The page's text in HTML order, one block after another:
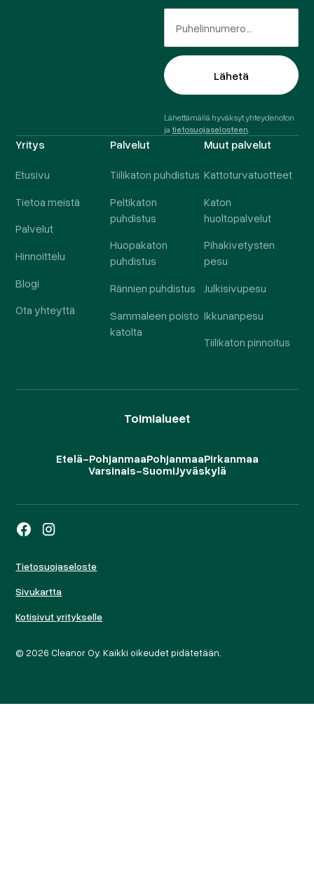
Lähettämällä hyväksyt yhteydenoton
ja tietosuojaselosteen.
Yritys
Etusivu
Tietoa meistä
Palvelut
Hinnoittelu
Blogi
Ota yhteyttä
Palvelut
Tiilikaton puhdistus
Peltikaton
puhdistus
Huopakaton
puhdistus
Rännien puhdistus
Sammaleen poisto
katolta
Muut palvelut
Kattoturvatuotteet
Katon
huoltopalvelut
Pihakivetysten
pesu
Julkisivupesu
Ikkunanpesu
Tiilikaton pinnoitus
Toimialueet
Etelä-PohjanmaaPohjanmaaPirkanmaa
Varsinais-SuomiJyväskylä
© 2026 Cleanor Oy. Kaikki oikeudet pidätetään.
Tietosuojaseloste
Sivukartta
Kotisivut yritykselle